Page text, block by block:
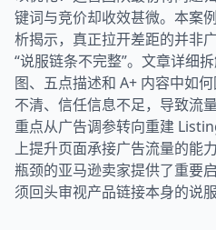
键词与竞价却收效甚微。本案
析揭示，真正拉开差距的并非
“说服链条不完整”。文章详细
图、五点描述和 A+ 内容中如
不清、信任信息不足，导致流
重点从广告调参转向重建
上提升页面承接广告流量的能
瓶颈的亚马逊卖家提供了重要
须回头审视产品链接本身的说服